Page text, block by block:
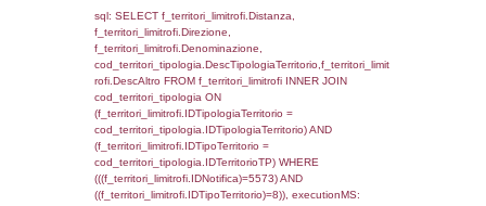
f_territori_limitrofi.IDTipoTerritorio =
cod_territori_tipologia.IDTerritorioTP )
((f_territori_limitrofi.IDNotifica) = 5573 ) AND
cod_territori_tipologia.IDTerritorioTP = 1)
executionMS: 0.053490877151489
sql: SELECT f_territori_limitrofi.Distanza,